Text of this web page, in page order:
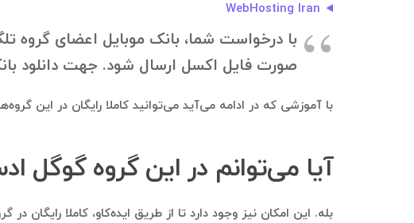
WebHosting Iran
با درخواست شما، بانک موبایل اعضای گروه
صورت فایل اکسل ارسال شود. جهت دانلود بانک موبایل، به ۰۹۱۲۱۴۰۰۲۳۷ در تلگرام
با آموزشی که در ادامه می‌آید می‌توانید کاملا رایگان در این
آیا می‌توانم در این گروه
بله. این امکان نیز وجود دارد تا از طریق ایده‌کاو، کاملا